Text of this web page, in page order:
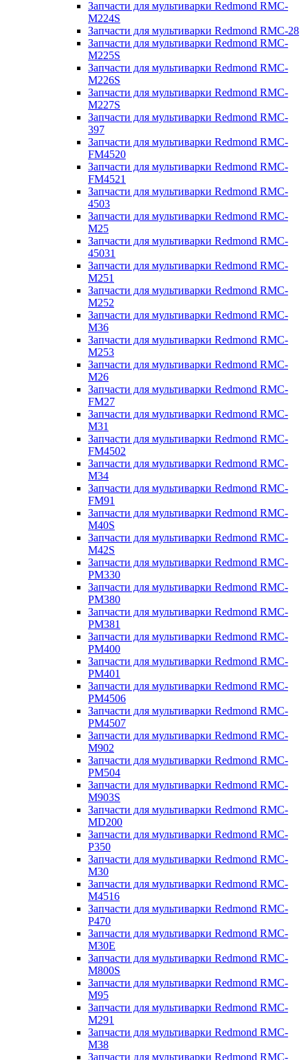
Запчасти для мультиварки Redmond RMC-
M224S
Запчасти для мультиварки Redmond RMC-28
Запчасти для мультиварки Redmond RMC-
M225S
Запчасти для мультиварки Redmond RMC-
M226S
Запчасти для мультиварки Redmond RMC-
M227S
Запчасти для мультиварки Redmond RMC-
397
Запчасти для мультиварки Redmond RMC-
FM4520
Запчасти для мультиварки Redmond RMC-
FM4521
Запчасти для мультиварки Redmond RMC-
4503
Запчасти для мультиварки Redmond RMC-
M25
Запчасти для мультиварки Redmond RMC-
45031
Запчасти для мультиварки Redmond RMC-
M251
Запчасти для мультиварки Redmond RMC-
M252
Запчасти для мультиварки Redmond RMC-
M36
Запчасти для мультиварки Redmond RMC-
M253
Запчасти для мультиварки Redmond RMC-
M26
Запчасти для мультиварки Redmond RMC-
FM27
Запчасти для мультиварки Redmond RMC-
M31
Запчасти для мультиварки Redmond RMC-
FM4502
Запчасти для мультиварки Redmond RMC-
M34
Запчасти для мультиварки Redmond RMC-
FM91
Запчасти для мультиварки Redmond RMC-
M40S
Запчасти для мультиварки Redmond RMC-
M42S
Запчасти для мультиварки Redmond RMC-
PM330
Запчасти для мультиварки Redmond RMC-
PM380
Запчасти для мультиварки Redmond RMC-
PM381
Запчасти для мультиварки Redmond RMC-
PM400
Запчасти для мультиварки Redmond RMC-
PM401
Запчасти для мультиварки Redmond RMC-
PM4506
Запчасти для мультиварки Redmond RMC-
PM4507
Запчасти для мультиварки Redmond RMC-
M902
Запчасти для мультиварки Redmond RMC-
PM504
Запчасти для мультиварки Redmond RMC-
M903S
Запчасти для мультиварки Redmond RMC-
MD200
Запчасти для мультиварки Redmond RMC-
P350
Запчасти для мультиварки Redmond RMC-
M30
Запчасти для мультиварки Redmond RMC-
M4516
Запчасти для мультиварки Redmond RMC-
P470
Запчасти для мультиварки Redmond RMC-
M30E
Запчасти для мультиварки Redmond RMC-
M800S
Запчасти для мультиварки Redmond RMC-
M95
Запчасти для мультиварки Redmond RMC-
M291
Запчасти для мультиварки Redmond RMC-
M38
Запчасти для мультиварки Redmond RMC-